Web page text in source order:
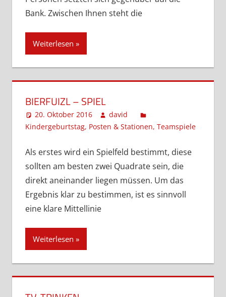
Bank. Zwischen Ihnen steht die
Weiterlesen
BIERFUIZL – SPIEL
20. Oktober 2016
david
Kindergeburtstag, Posten & Stationen, Teamspiele
Als erstes wird ein Spielfeld bestimmt, diese
sollten am besten zwei Quadrate sein, die
direkt aneinander liegen müssen. Um das
Ergebnis klar zu bestimmen, ist es sinnvoll
eine klare Mittellinie
Weiterlesen